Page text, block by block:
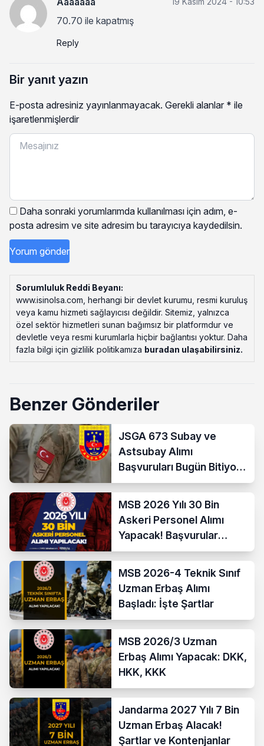
70.70 ile kapatmış
Reply
Bir yanıt yazın
E-posta adresiniz yayınlanmayacak. Gerekli alanlar * ile
işaretlenmişlerdir
Daha sonraki yorumlarımda kullanılması için adım, e-
posta adresim ve site adresim bu tarayıcıya kaydedilsin.
Sorumluluk Reddi Beyanı:
www.isinolsa.com, herhangi bir devlet kurumu, resmi kuruluş
veya kamu hizmeti sağlayıcısı değildir. Sitemiz, yalnızca
özel sektör hizmetleri sunan bağımsız bir platformdur ve
devletle veya resmi kurumlarla hiçbir bağlantısı yoktur. Daha
fazla bilgi için gizlilik politikamıza buradan ulaşabilirsiniz.
Benzer Gönderiler
JSGA 673 Subay ve
Astsubay Alımı
Başvuruları Bugün Bitiyor!
İşte Şartlar ve
MSB 2026 Yılı 30 Bin
Askeri Personel Alımı
Yapacak! Başvurular
Başladı
MSB 2026-4 Teknik Sınıf
Uzman Erbaş Alımı
Başladı: İşte Şartlar
MSB 2026/3 Uzman
Erbaş Alımı Yapacak: DKK,
HKK, KKK
Jandarma 2027 Yılı 7 Bin
Uzman Erbaş Alacak!
Şartlar ve Kontenjanlar